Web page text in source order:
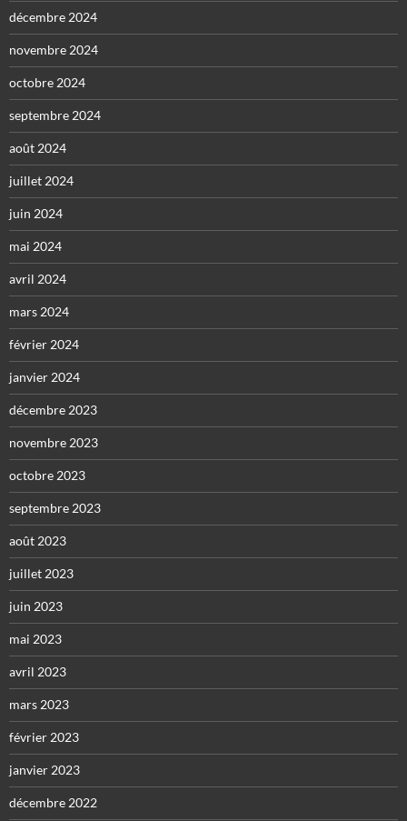
décembre 2024
novembre 2024
octobre 2024
septembre 2024
août 2024
juillet 2024
juin 2024
mai 2024
avril 2024
mars 2024
février 2024
janvier 2024
décembre 2023
novembre 2023
octobre 2023
septembre 2023
août 2023
juillet 2023
juin 2023
mai 2023
avril 2023
mars 2023
février 2023
janvier 2023
décembre 2022